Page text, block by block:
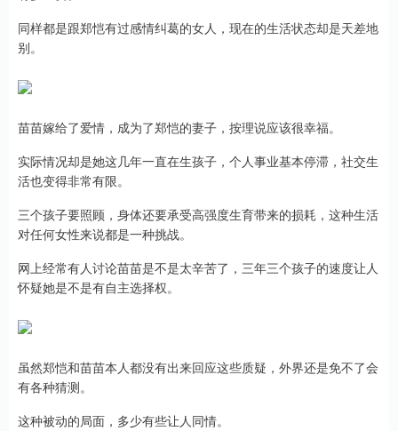
同样都是跟郑恺有过感情纠葛的女人，现在的生活状态却是天差地
别。
苗苗嫁给了爱情，成为了郑恺的妻子，按理说应该很幸福。
实际情况却是她这几年一直在生孩子，个人事业基本停滞，社交生
活也变得非常有限。
三个孩子要照顾，身体还要承受高强度生育带来的损耗，这种生活
对任何女性来说都是一种挑战。
网上经常有人讨论苗苗是不是太辛苦了，三年三个孩子的速度让人
怀疑她是不是有自主选择权。
虽然郑恺和苗苗本人都没有出来回应这些质疑，外界还是免不了会
有各种猜测。
这种被动的局面，多少有些让人同情。